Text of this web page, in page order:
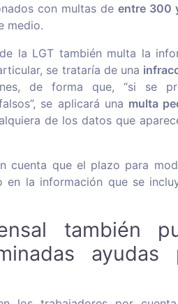
con multas de entre 300
medio.
la LGT también multa la
se trataría de una
de forma que, “si se
se aplicará una multa
de los datos que
cuenta que el plazo para
en la información que se
también
ayudas